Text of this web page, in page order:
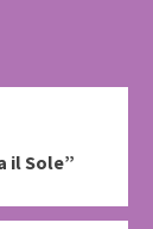
il Sole”